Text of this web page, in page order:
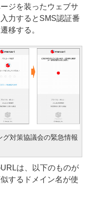
ジを装ったウェブサ
力するとSMS認証番
移する。
対策協議会の緊急情報
は、以下のものが
するドメイン名が使